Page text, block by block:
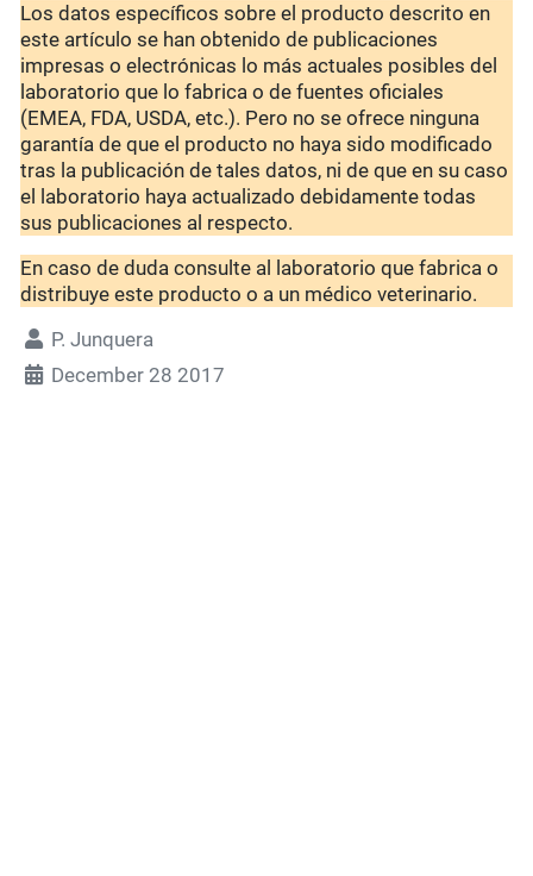
Los datos específicos sobre el producto descrito en
este artículo se han obtenido de publicaciones
impresas o electrónicas lo más actuales posibles del
laboratorio que lo fabrica o de fuentes oficiales
(EMEA, FDA, USDA, etc.). Pero no se ofrece ninguna
garantía de que el producto no haya sido modificado
tras la publicación de tales datos, ni de que en su caso
el laboratorio haya actualizado debidamente todas
sus publicaciones al respecto.
En caso de duda consulte al laboratorio que fabrica o
distribuye este producto o a un médico veterinario.
P. Junquera
December 28 2017